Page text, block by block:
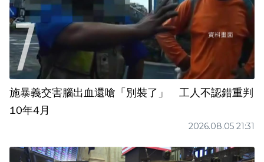
施暴義交害腦出血還嗆「別裝了」 工人不認錯重判
10年4月
2026.08.05 21:31